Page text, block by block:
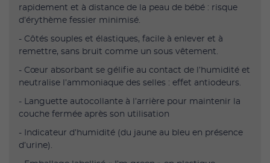
rapidement et à distance de la peau de bébé : risque
d’érythème fessier minimisé.
- Côtés souples et élastiques, facile à enlever et à
remettre, sans bruit comme un sous vêtement.
- Cœur absorbant se gélifie au contact de l’humidité et
neutralise l’ammoniaque des selles : effet antiodeurs.
- Languette autocollante à l’arrière pour maintenir la
couche fermée après son utilisation
- Indicateur d’humidité (du jaune au bleu en présence
d’urine).